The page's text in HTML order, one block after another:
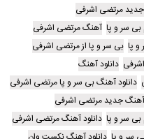
مرتضی اشرفی
سر و پا آهنگ مرتضی اشرفی
پا بی سر و پا از مرتضی اشرفی
دانلود آهنگ
دانلود آهنگ بی سر و پا مرتضی اشرفی
آهنگ جدید مرتضی اشرفی
بی سر و پا دانلود آهنگ مرتضی اشرفی